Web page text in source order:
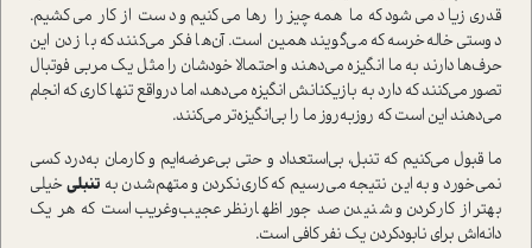
قدری زیاد می‌شود که ما همه‌چیز را رها می‌کنیم و دست از کار می‌کشیم.
دوستی خاله‌خرسه که می‌گویند همین است. آن‌ها فکر می‌کنند که با زدن این
حرف‌ها دارند به ما انگیزه می‌دهند و احتمالا خودشان را مثل یک مربی فوتبال
تصور می‌کنند که دارد به بازیکنانش انگیزه می‌دهد، اما درواقع تنها کاری که انجام
می‌دهند این است که روزبه‌روز ما را بی‌انگیزه‌تر می‌کنند.
ما قبول می‌کنیم که تنبل، بی‌استعداد و حتی بی‌عرضه‌ایم و کارمان به‌درد کسی
نمی‌خورد و به این نتیجه می‌رسیم که کاری‌نکردن و متهم‌شدن به تنبلیخیلی
بهتر از کارکردن و شنیدن صد جور اظهارنظر عجیب‌وغریب است که هر یک
دانه‌اش برای نابودکردن یک نفر کافی است.